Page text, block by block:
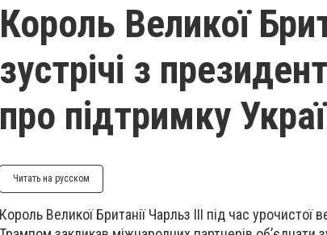
Король Великої
зустрічі з
про підтримку
Читать на русском
Король Великої Британії Чарльз III під час